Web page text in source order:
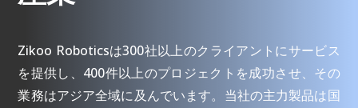
Zikoo Roboticsは300社以上のクライアントにサービス
を提供し、400件以上のプロジェクトを成功させ、その
業務はアジア全域に及んでいます。当社の主力製品は国